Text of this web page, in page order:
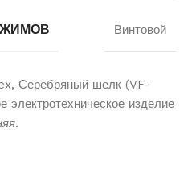
Винтовой
Серебряный шелк (VF-
электротехническое изделие
.